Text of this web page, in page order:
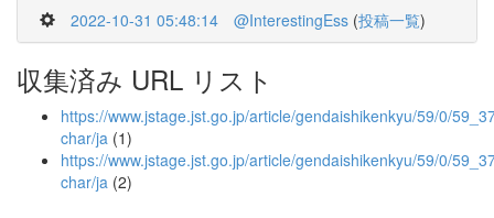
2022-10-31 05:48:14 @InterestingEss (投稿一覧)
収集済み URL リスト
https://www.jstage.jst.go.jp/article/gendaishikenkyu/59/0/
char/ja (1)
https://www.jstage.jst.go.jp/article/gendaishikenkyu/59/0/
char/ja (2)